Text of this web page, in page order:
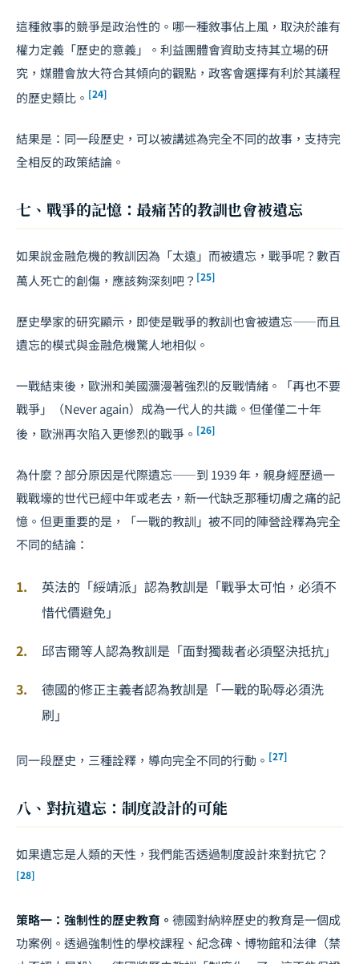
這種敘事的競爭是政治性的。哪一種敘事佔上風，取決於誰有
權力定義「歷史的意義」。利益團體會資助支持其立場的研
究，媒體會放大符合其傾向的觀點，政客會選擇有利於其議程
的歷史類比。 [24]
結果是：同一段歷史，可以被講述為完全不同的故事，支持完
全相反的政策結論。
七、戰爭的記憶：最痛苦的教訓也會被遺忘
如果說金融危機的教訓因為「太遠」而被遺忘，戰爭呢？數百
萬人死亡的創傷，應該夠深刻吧？ [25]
歷史學家的研究顯示，即使是戰爭的教訓也會被遺忘——而且
遺忘的模式與金融危機驚人地相似。
一戰結束後，歐洲和美國瀰漫著強烈的反戰情緒。「再也不要
戰爭」（Never again）成為一代人的共識。但僅僅二十年
後，歐洲再次陷入更慘烈的戰爭。 [26]
為什麼？部分原因是代際遺忘——到 1939 年，親身經歷過一
戰戰壕的世代已經中年或老去，新一代缺乏那種切膚之痛的記
憶。但更重要的是，「一戰的教訓」被不同的陣營詮釋為完全
不同的結論：
英法的「綏靖派」認為教訓是「戰爭太可怕，必須不
惜代價避免」
邱吉爾等人認為教訓是「面對獨裁者必須堅決抵抗」
德國的修正主義者認為教訓是「一戰的恥辱必須洗
刷」
同一段歷史，三種詮釋，導向完全不同的行動。 [27]
八、對抗遺忘：制度設計的可能
如果遺忘是人類的天性，我們能否透過制度設計來對抗它？
[28]
策略一：強制性的歷史教育。 德國對納粹歷史的教育是一個成
功案例。透過強制性的學校課程、紀念碑、博物館和法律（禁